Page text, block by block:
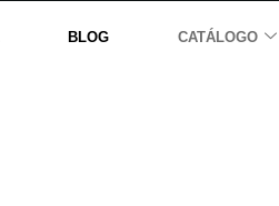
BLOG CATÁLOGO